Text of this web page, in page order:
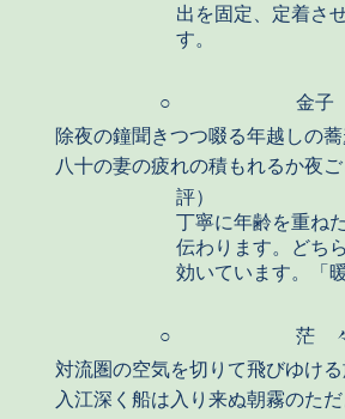
出を固定、定着さ
す。
○
金子
除夜の鐘聞きつつ啜る年越しの
八十の妻の疲れの積もれるか夜
評）
丁寧に年齢を重ね
伝わります。どち
効いています。「
○
茫
対流圏の空気を切りて飛びゆけ
入江深く船は入り来ぬ朝霧のた